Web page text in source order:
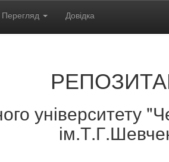
Перегляд Довідка
університету